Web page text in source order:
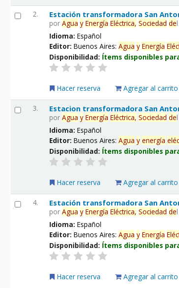
2. Estación transformadora San
porAgua y Energía Eléctrica, Sociedad de
Idioma:Español
Editor:Buenos Aires:Agua y Energía
Disponibilidad: Ítems disponibles
Hacer reserva Agregar al carrito
3. Estacion transformadora San
porAgua y Energía Eléctrica, Sociedad de
Idioma:Español
Editor:Buenos Aires:Agua y energía
Disponibilidad: Ítems disponibles
Hacer reserva Agregar al carrito
4. Estación transformadora San
porAgua y Energía Eléctrica, Sociedad de
Idioma:Español
Editor:Buenos Aires:Agua y Energía
Disponibilidad: Ítems disponibles
Hacer reserva Agregar al carrito